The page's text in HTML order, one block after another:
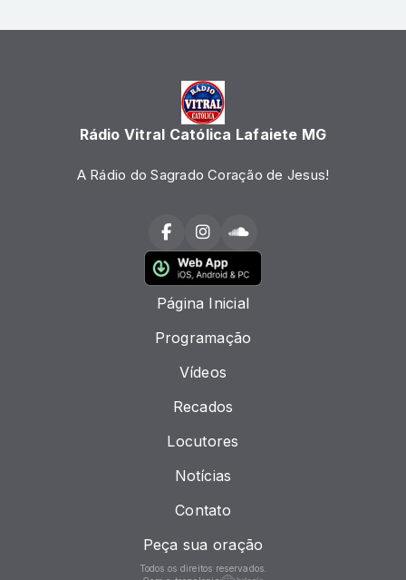
Rádio Vitral Católica Lafaiete MG
A Rádio do Sagrado Coração de Jesus!
Página Inicial
Programação
Vídeos
Recados
Locutores
Notícias
Contato
Peça sua oração
Todos os direitos reservados.